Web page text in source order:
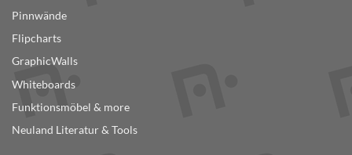
Pinnwände
Flipcharts
GraphicWalls
Whiteboards
Funktionsmöbel & more
Neuland Literatur & Tools